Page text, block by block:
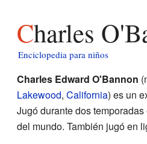
Charles
Enciclopedia para niños
Charles Edward O'Bannon
Lakewood, California) es un
Jugó durante dos temporadas
del mundo. También jugó en